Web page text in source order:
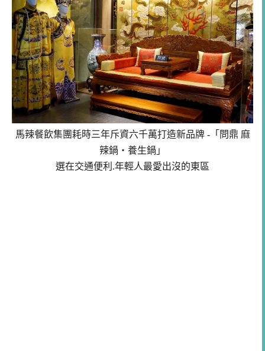
馬辣餐飲集團耗時三年斥資六千萬打造新品牌 -「問鼎 麻
辣鍋‧養生鍋」
選在交通便利.年輕人最愛出沒的東區